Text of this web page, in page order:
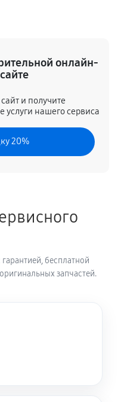
60 минут
минут
онлайн-
и получите
услуги нашего сервиса
20%
бесплатной
запчастей.